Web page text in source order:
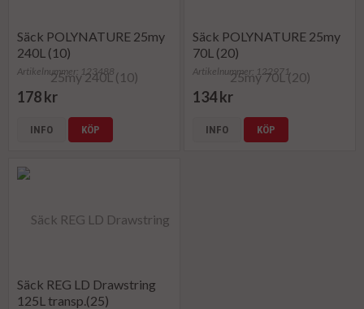
Säck POLYNATURE 25my
240L (10)
Artikelnummer: 123488
178 kr
INFO KÖP
Säck POLYNATURE 25my
70L (20)
Artikelnummer: 122971
134 kr
INFO KÖP
Säck REG LD Drawstring
125L transp.(25)